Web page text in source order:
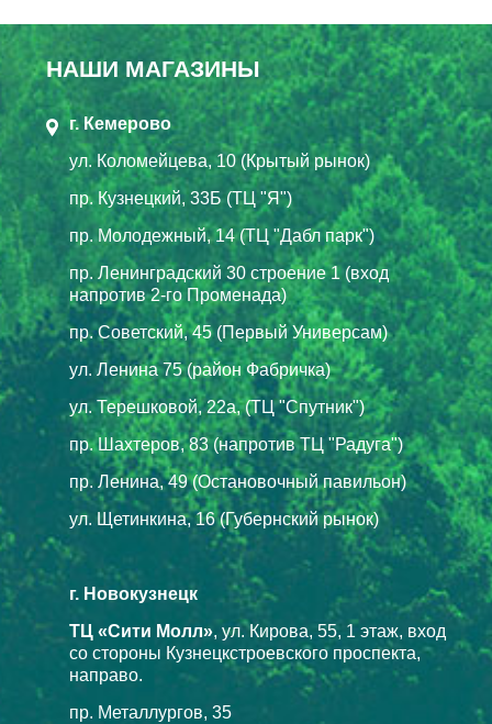
НАШИ МАГАЗИНЫ
г. Кемерово
ул. Коломейцева, 10 (Крытый рынок)
пр. Кузнецкий, 33Б (ТЦ "Я")
пр. Молодежный, 14 (ТЦ "Дабл парк")
пр. Ленинградский 30 строение 1 (вход
напротив 2-го Променада)
пр. Советский, 45 (Первый Универсам)
ул. Ленина 75 (район Фабричка)
ул. Терешковой, 22а, (ТЦ "Спутник")
пр. Шахтеров, 83 (напротив ТЦ "Радуга")
пр. Ленина, 49 (Остановочный павильон)
ул. Щетинкина, 16 (Губернский рынок)
г. Новокузнецк
ТЦ «Сити Молл», ул. Кирова, 55, 1 этаж, вход
со стороны Кузнецкстроевского проспекта,
направо.
пр. Металлургов, 35